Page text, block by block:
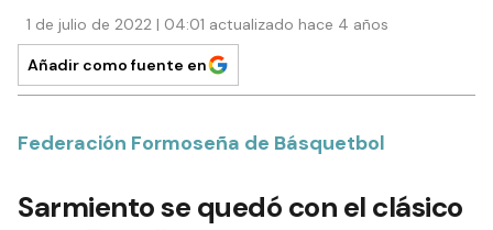
1 de julio de 2022 | 04:01 actualizado hace 4 años
Añadir como fuente en
Federación Formoseña de Básquetbol
Sarmiento se quedó con el clásico